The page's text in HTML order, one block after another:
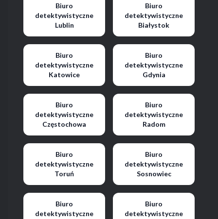
Biuro
detektywistyczne
Lublin
Biuro
detektywistyczne
Białystok
Biuro
detektywistyczne
Katowice
Biuro
detektywistyczne
Gdynia
Biuro
detektywistyczne
Częstochowa
Biuro
detektywistyczne
Radom
Biuro
detektywistyczne
Toruń
Biuro
detektywistyczne
Sosnowiec
Biuro
detektywistyczne
Biuro
detektywistyczne